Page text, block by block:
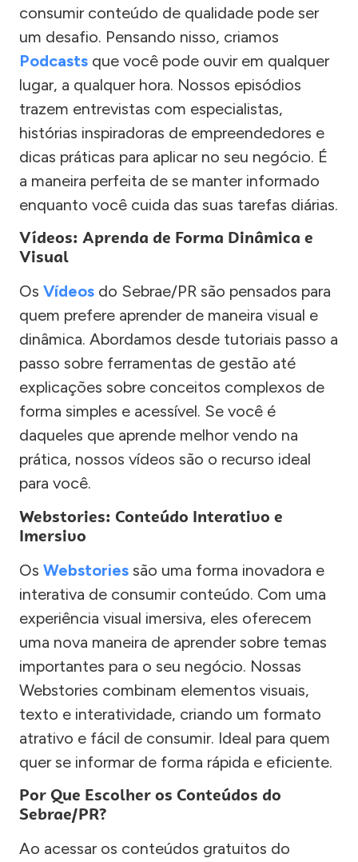
consumir conteúdo de qualidade pode ser
um desafio. Pensando nisso, criamos
Podcasts que você pode ouvir em qualquer
lugar, a qualquer hora. Nossos episódios
trazem entrevistas com especialistas,
histórias inspiradoras de empreendedores e
dicas práticas para aplicar no seu negócio. É
a maneira perfeita de se manter informado
enquanto você cuida das suas tarefas diárias.
Vídeos: Aprenda de Forma Dinâmica e
Visual
Os Vídeos do Sebrae/PR são pensados para
quem prefere aprender de maneira visual e
dinâmica. Abordamos desde tutoriais passo a
passo sobre ferramentas de gestão até
explicações sobre conceitos complexos de
forma simples e acessível. Se você é
daqueles que aprende melhor vendo na
prática, nossos vídeos são o recurso ideal
para você.
Webstories: Conteúdo Interativo e
Imersivo
Os Webstories são uma forma inovadora e
interativa de consumir conteúdo. Com uma
experiência visual imersiva, eles oferecem
uma nova maneira de aprender sobre temas
importantes para o seu negócio. Nossas
Webstories combinam elementos visuais,
texto e interatividade, criando um formato
atrativo e fácil de consumir. Ideal para quem
quer se informar de forma rápida e eficiente.
Por Que Escolher os Conteúdos do
Sebrae/PR?
Ao acessar os conteúdos gratuitos do